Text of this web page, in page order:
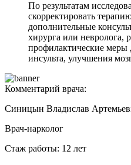
По результатам
скорректировать
дополнительные
хирурга или невролога,
профилактические меры
инсульта, улучшения
Комментарий врача:
Синицын Владислав
Врач-нарколог
Стаж работы: 12 лет